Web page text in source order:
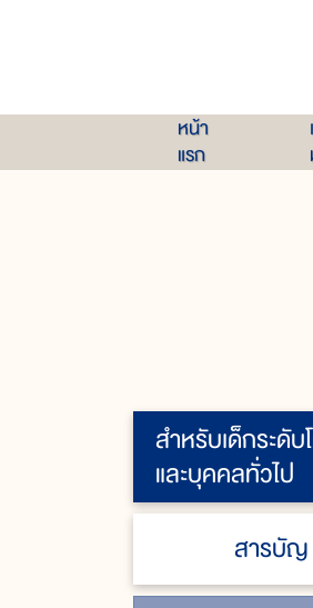
หน้า
แรก
สำหรับเด็กระดับ
และบุคคลทั่วไป
สารบัญ